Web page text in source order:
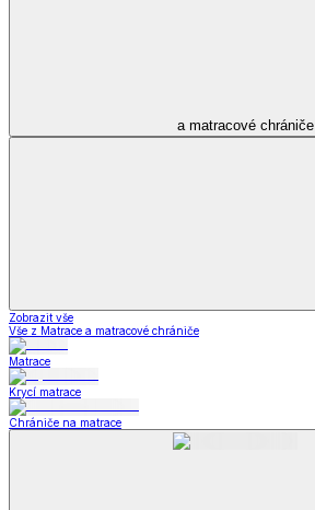
a matracové chrániče
Zobrazit vše
Vše z Matrace a matracové chrániče
Matrace
Krycí matrace
Chrániče na matrace